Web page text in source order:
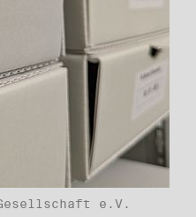
Gesellschaft e.V.